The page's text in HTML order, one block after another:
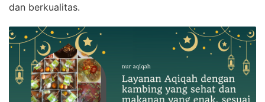
dan berkualitas.